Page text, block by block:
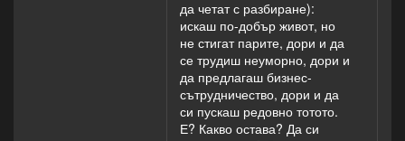
да четат с разбиране):
искаш по-добър живот, но
не стигат парите, дори и да
се трудиш неуморно, дори и
да предлагаш бизнес-
сътрудничество, дори и да
си пускаш редовно тотото.
Е? Какво остава? Да си